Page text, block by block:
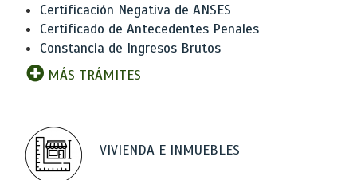
Certificación Negativa de ANSES
Certificado de Antecedentes Penales
Constancia de Ingresos Brutos
MÁS TRÁMITES
VIVIENDA E INMUEBLES